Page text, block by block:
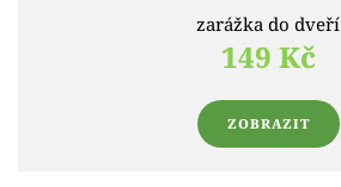
zarážka do dveří
149 Kč
ZOBRAZIT